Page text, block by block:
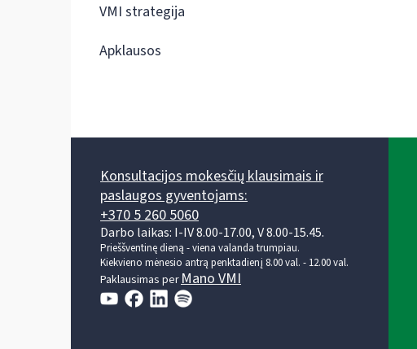
VMI strategija
Apklausos
Konsultacijos mokesčių klausimais ir
paslaugos gyventojams:
+370 5 260 5060
Darbo laikas: I-IV 8.00-17.00, V 8.00-15.45.
Prieššventinę dieną - viena valanda trumpiau.
Kiekvieno mėnesio antrą penktadienį 8.00 val. - 12.00 val.
Paklausimas per Mano VMI